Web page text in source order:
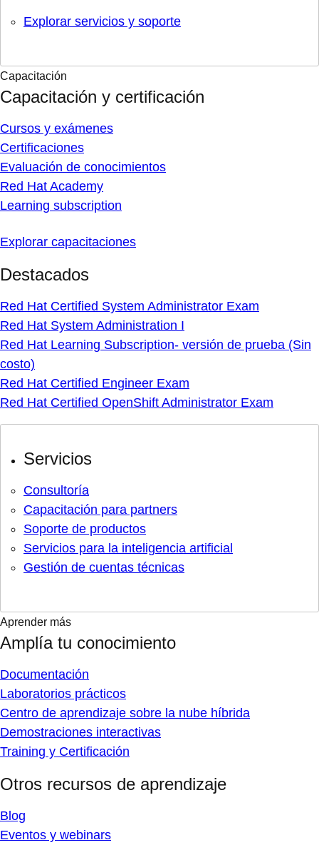
Explorar servicios y soporte
Capacitación
Capacitación y certificación
Cursos y exámenes
Certificaciones
Evaluación de conocimientos
Red Hat Academy
Learning subscription
Explorar capacitaciones
Destacados
Red Hat Certified System Administrator Exam
Red Hat System Administration I
Red Hat Learning Subscription- versión de prueba (Sin
costo)
Red Hat Certified Engineer Exam
Red Hat Certified OpenShift Administrator Exam
Servicios
Consultoría
Capacitación para partners
Soporte de productos
Servicios para la inteligencia artificial
Gestión de cuentas técnicas
Aprender más
Amplía tu conocimiento
Documentación
Laboratorios prácticos
Centro de aprendizaje sobre la nube híbrida
Demostraciones interactivas
Training y Certificación
Otros recursos de aprendizaje
Blog
Eventos y webinars